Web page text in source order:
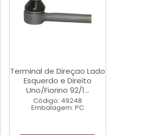
Terminal de Direçao Lado
Esquerdo e Direito
Uno/Fiorino 92/1...
Código: 49248
Embalagem: PC